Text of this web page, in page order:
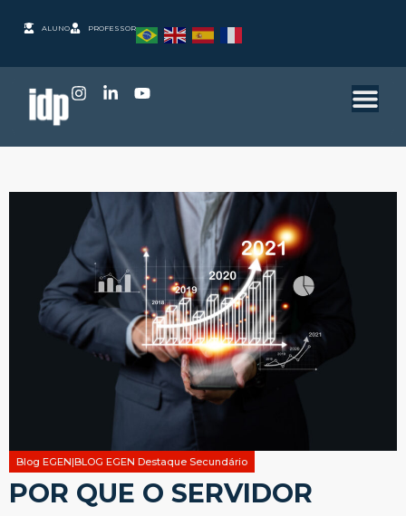
ALUNO PROFESSOR
Blog EGEN|BLOG EGEN Destaque Secundário
POR QUE O SERVIDOR